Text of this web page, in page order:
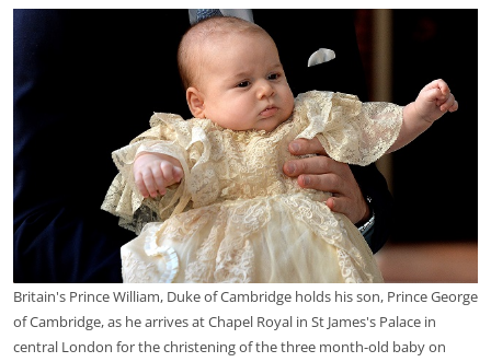
Britain's Prince William, Duke of Cambridge holds his son, Prince George
of Cambridge, as he arrives at Chapel Royal in St James's Palace in
central London for the christening of the three month-old baby on